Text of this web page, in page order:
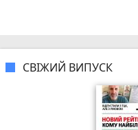
СВІЖИЙ ВИПУСК